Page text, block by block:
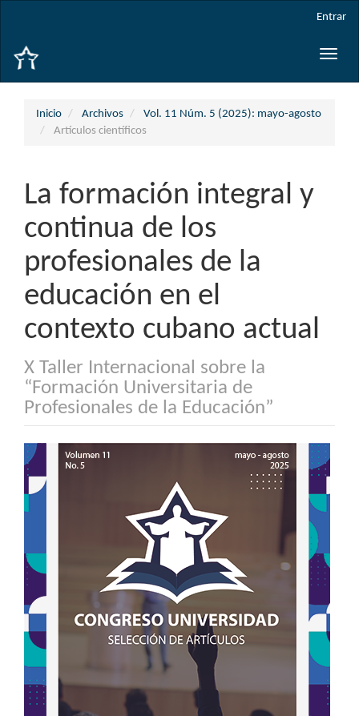
principal
Entrar
Toggle
Inicio Archivos
Vol. 11 Núm. 5 (2025): mayo-agosto
Artículos científicos
La formación integral y
continua de los
profesionales de la
educación en el
contexto cubano actual
X Taller Internacional sobre la
“Formación Universitaria de
Profesionales de la Educación”
Barra
lateral
del